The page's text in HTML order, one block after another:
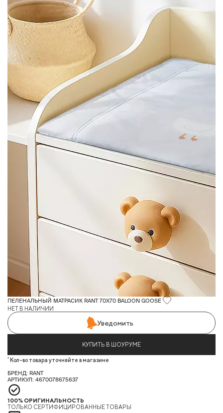
ПЕЛЕНАЛЬНЫЙ МАТРАСИК RANT 70X70 BALOON GOOSE
НЕТ В НАЛИЧИИ
Уведомить
КУПИТЬ В ШОУРУМЕ
* Кол-во товара уточняйте в магазине
БРЕНД: RANT
АРТИКУЛ: 4670078675637
100% ОРИГИНАЛЬНОСТЬ
ТОЛЬКО СЕРТИФИЦИРОВАННЫЕ ТОВАРЫ